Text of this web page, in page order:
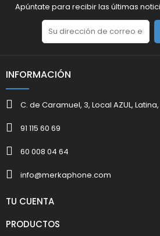
Apúntate para recibir las últimas
INFORMACIÓN
C. de Caramuel, 3, Local AZUL, Latina,
91 115 60 69
60 008 04 64
info@merkaphone.com
TU CUENTA
PRODUCTOS